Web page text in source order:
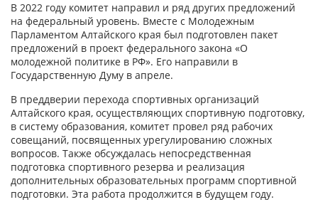
В 2022 году комитет направил и ряд других предложений
на федеральный уровень. Вместе с Молодежным
Парламентом Алтайского края был подготовлен пакет
предложений в проект федерального закона «О
молодежной политике в РФ». Его направили в
Государственную Думу в апреле.
В преддверии перехода спортивных организаций
Алтайского края, осуществляющих спортивную подготовку,
в систему образования, комитет провел ряд рабочих
совещаний, посвященных урегулированию сложных
вопросов. Также обсуждалась непосредственная
подготовка спортивного резерва и реализация
дополнительных образовательных программ спортивной
подготовки. Эта работа продолжится в будущем году.